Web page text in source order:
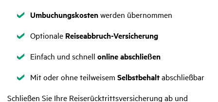
Zutreffend
Umbuchungskostenwerden übernommen
Zutreffend
Optionale Reiseabbruch-Versicherung
Zutreffend
Einfach und schnell online abschließen
Zutreffend
Mit oder ohne teilweisem Selbstbehaltabschließbar
Schließen Sie Ihre Reiserücktrittsversicherung ab und